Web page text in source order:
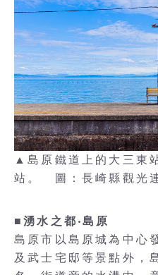
▲島原鐵道上的大三東
站。 圖：長崎縣觀光
■湧水之都‧島原
島原市以島原城為中心
及武士宅邸等景點外，